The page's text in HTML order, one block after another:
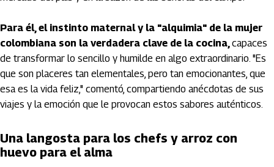
Para él, el instinto maternal y la "alquimia" de la mujer
colombiana son la verdadera clave de la cocina,capaces
de transformar lo sencillo y humilde en algo extraordinario. "Es
que son placeres tan elementales, pero tan emocionantes, que
esa es la vida feliz," comentó, compartiendo anécdotas de sus
viajes y la emoción que le provocan estos sabores auténticos.
Una langosta para los chefs y arroz con
huevo para el alma